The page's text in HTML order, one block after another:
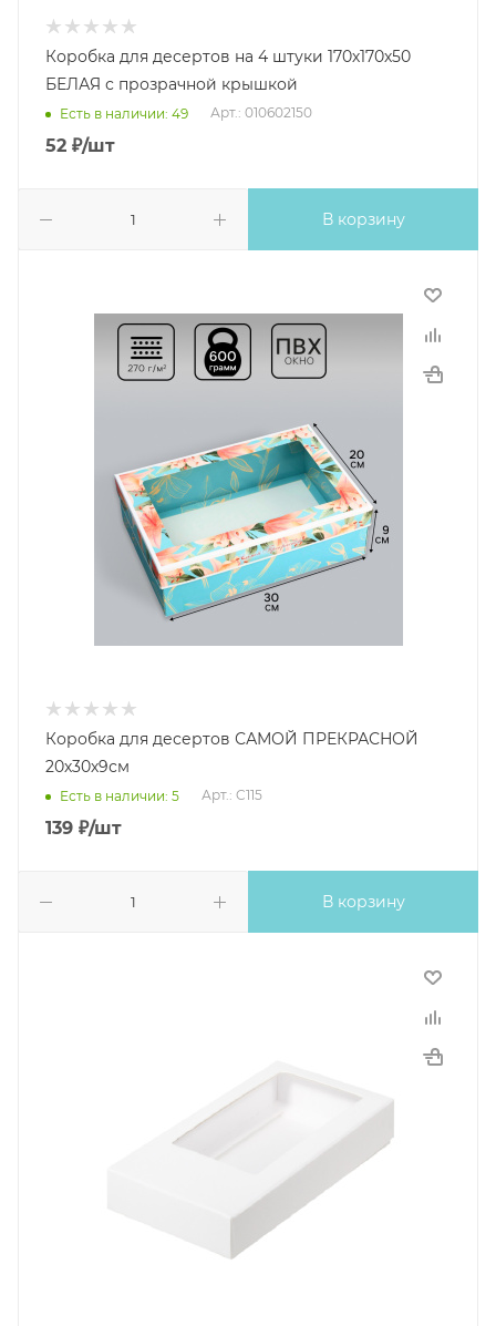
Коробка для десертов на 4 штуки 170х170х50
БЕЛАЯ с прозрачной крышкой
Есть в наличии: 49 Арт.: 010602150
52 ₽/шт
В корзину
Коробка для десертов САМОЙ ПРЕКРАСНОЙ
20х30х9см
Есть в наличии: 5 Арт.: C115
139 ₽/шт
В корзину